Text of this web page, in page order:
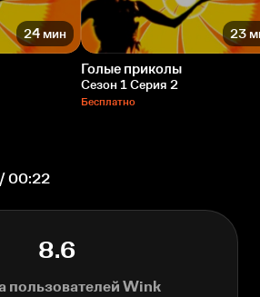
24 мин 23
Голые приколы
Сезон 1 Серия 2
Бесплатно
00:22
8.6
пользователей Wink